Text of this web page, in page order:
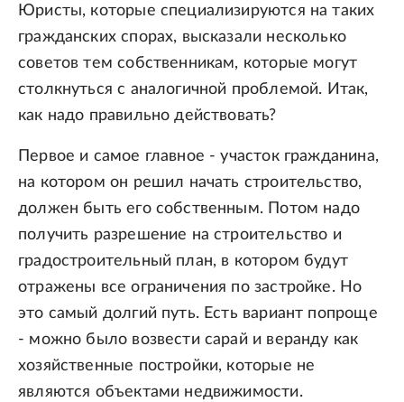
Юристы, которые специализируются на таких
гражданских спорах, высказали несколько
советов тем собственникам, которые могут
столкнуться с аналогичной проблемой. Итак,
как надо правильно действовать?
Первое и самое главное - участок гражданина,
на котором он решил начать строительство,
должен быть его собственным. Потом надо
получить разрешение на строительство и
градостроительный план, в котором будут
отражены все ограничения по застройке. Но
это самый долгий путь. Есть вариант попроще
- можно было возвести сарай и веранду как
хозяйственные постройки, которые не
являются объектами недвижимости.